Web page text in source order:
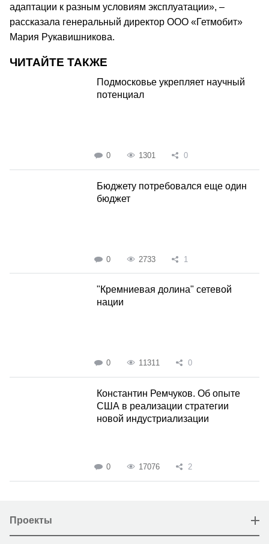
адаптации к разным условиям эксплуатации», –
рассказала генеральный директор ООО «Гетмобит»
Мария Рукавишникова.
ЧИТАЙТЕ ТАКЖЕ
Подмосковье укрепляет научный
потенциал
0 1301 0
Бюджету потребовался еще один
бюджет
0 2733 1
"Кремниевая долина" сетевой
нации
0 11311 0
Константин Ремчуков. Об опыте
США в реализации стратегии
новой индустриализации
0 17076 2
Проекты